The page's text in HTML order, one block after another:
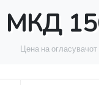
МКД
Цена на огласувачот